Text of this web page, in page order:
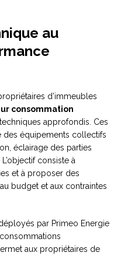
au
d’immeubles
consommation
approfondis. Ces
des équipements collectifs
éclairage des parties
consiste à
et à proposer des
budget et aux contraintes
par Primeo Energie
aux propriétaires de